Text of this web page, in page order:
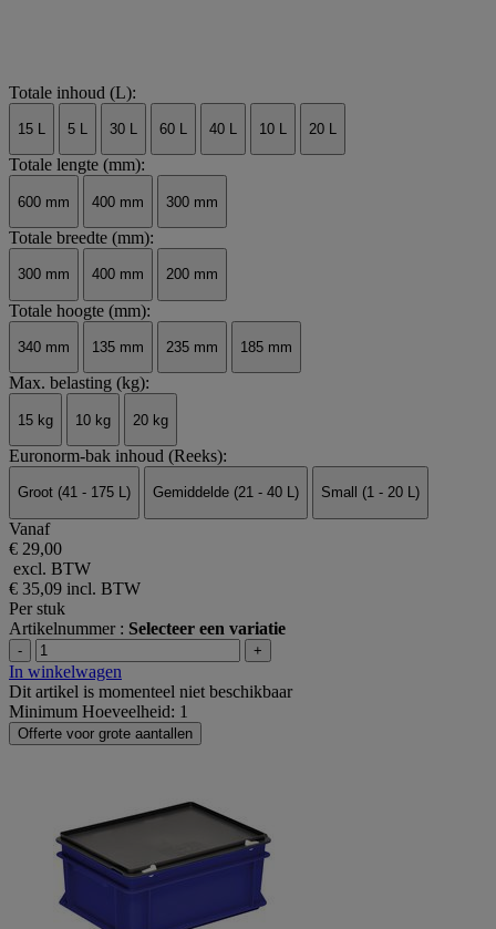
Totale inhoud (L):
15 L 5 L 30 L 60 L 40 L 10 L 20 L
Totale lengte (mm):
600 mm 400 mm 300 mm
Totale breedte (mm):
300 mm 400 mm 200 mm
Totale hoogte (mm):
340 mm 135 mm 235 mm 185 mm
Max. belasting (kg):
15 kg 10 kg 20 kg
Euronorm-bak inhoud (Reeks):
Groot (41 - 175 L) Gemiddelde (21 - 40 L) Small (1 - 20 L)
Vanaf
€ 29,00
excl. BTW
€ 35,09 incl. BTW
Per stuk
Artikelnummer : Selecteer een variatie
- +
In winkelwagen
Dit artikel is momenteel niet beschikbaar
Minimum Hoeveelheid: 1
Offerte voor grote aantallen